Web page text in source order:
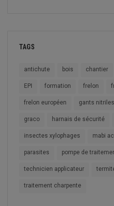
TAGS
antichute bois chantier
EPI formation frelon
frelon européen gants nitriles
graco harnais de sécurité
insectes xylophages mabi
parasites pompe de
technicien applicateur
traitement charpente